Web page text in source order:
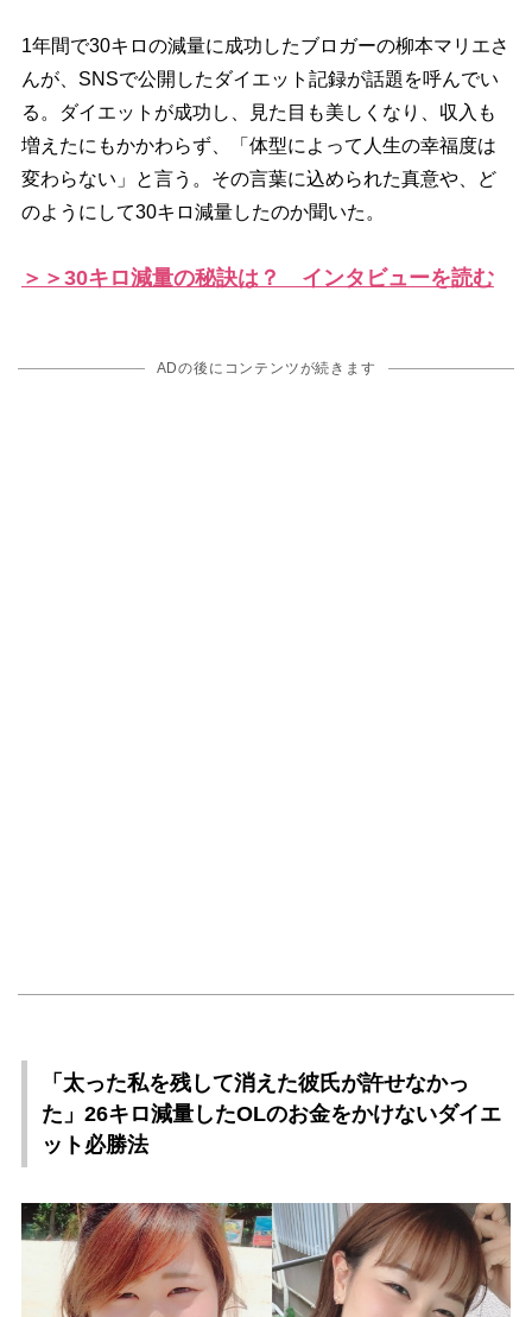
1年間で30キロの減量に成功したブロガーの柳本マリエさ
んが、SNSで公開したダイエット記録が話題を呼んでい
る。ダイエットが成功し、見た目も美しくなり、収入も
増えたにもかかわらず、「体型によって人生の幸福度は
変わらない」と言う。その言葉に込められた真意や、ど
のようにして30キロ減量したのか聞いた。
＞＞30キロ減量の秘訣は？ インタビューを読む
ADの後にコンテンツが続きます
「太った私を残して消えた彼氏が許せなかっ
た」26キロ減量したOLのお金をかけないダイエ
ット必勝法